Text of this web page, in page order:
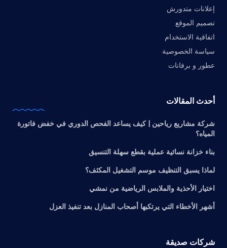
إعلانات متدورش
تصميم الموقع
اتفاقية الاستخدام
سياسة الخصوصية
عطور و برفانات
أحدث المقالات
شركة مشاريع رياحين | كيف يساعد الفحص الدوري في خفض فاتورة
المياه؟
بناء خزانة نسائية عملية بقطع سهلة التنسيق
لماذا يسبق التنظيف موسم التشغيل المكثف؟
اختيار الأحذية والملابس الرياضية من نمشي
أشهر الأخطاء التي يرتكبها أصحاب المنازل بعد تنفيذ العزل
شركات صديقة